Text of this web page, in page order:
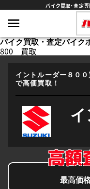
バイク買取・査定
バイク買取・査定バイク
800 買取
イントルーダー８００
で高価買取！
イ
高額
最高価